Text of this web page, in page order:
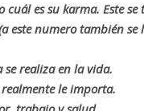
cuál es su karma. Este
este numero también
se realiza en la vida.
le importa.